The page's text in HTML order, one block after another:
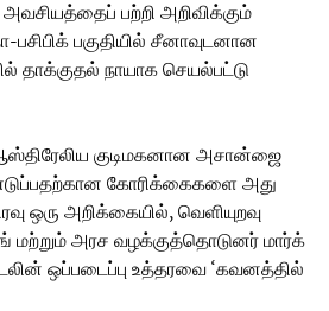
பற்றி அறிவிக்கும்
பகுதியில் சீனாவுடனான
தாக்குதல் நாயாக செயல்பட்டு
குடிமகனான அசான்ஜை
கோரிக்கைகளை அது
ஒரு அறிக்கையில், வெளியுறவு
அரச வழக்குத்தொடுனர் மார்க்
ஒப்படைப்பு உத்தரவை ‘கவனத்தில்